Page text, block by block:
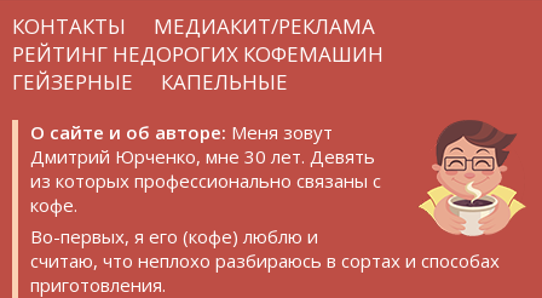
КОНТАКТЫ
МЕДИАКИТ/РЕКЛАМА
РЕЙТИНГ НЕДОРОГИХ КОФЕМАШИН
ГЕЙЗЕРНЫЕ
КАПЕЛЬНЫЕ
О сайте и об авторе: Меня зовут
Дмитрий Юрченко, мне 30 лет. Девять
из которых профессионально связаны с
кофе.
Во-первых, я его (кофе) люблю и
считаю, что неплохо разбираюсь в сортах и способах
приготовления.